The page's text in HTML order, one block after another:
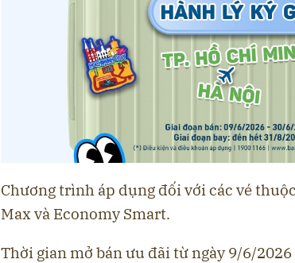
Chương trình áp dụng đối với các vé
Max và Economy Smart.
Thời gian mở bán ưu đãi từ ngày 9/6/